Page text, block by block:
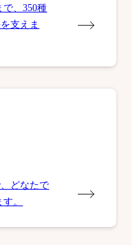
で、350種
支えま
どなたで
。